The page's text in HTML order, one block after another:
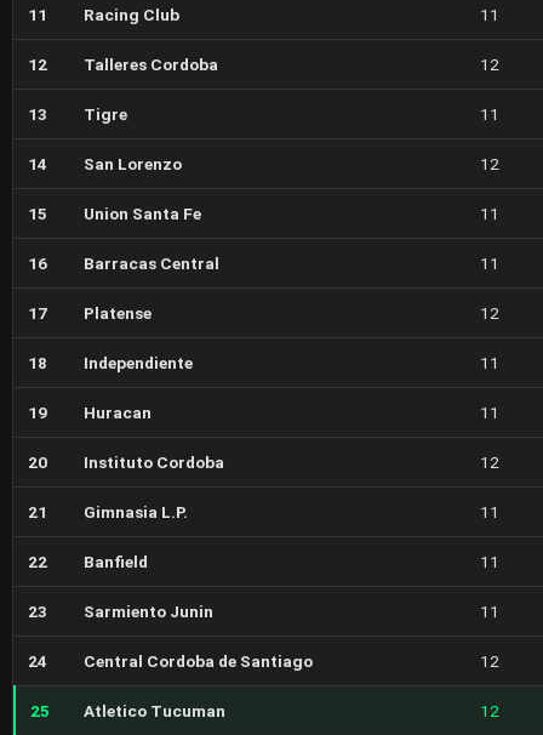
11 Racing Club 11
12 Talleres Cordoba 12
13 Tigre 11
14 San Lorenzo 12
15 Union Santa Fe 11
16 Barracas Central 11
17 Platense 12
18 Independiente 11
19 Huracan 11
20 Instituto Cordoba 12
21 Gimnasia L.P. 11
22 Banfield 11
23 Sarmiento Junin 11
24 Central Cordoba de Santiago 12
25 Atletico Tucuman 12